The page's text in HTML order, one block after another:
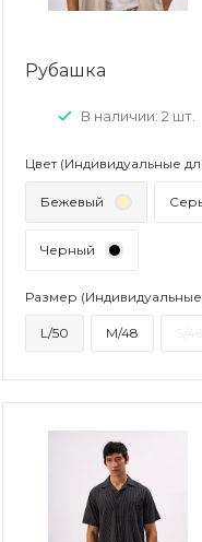
Рубашка
В наличии: 2 шт.
Цвет (Индивидуальные
Бежевый
Черный
Размер
L/50 M/48